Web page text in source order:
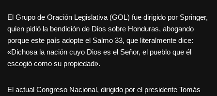
El Grupo de Oración Legislativa (GOL) fue dirigido por Springer,
quien pidió la bendición de Dios sobre Honduras, abogando
porque este país adopte el Salmo 33, que literalmente dice:
«Dichosa la nación cuyo Dios es el Señor, el pueblo que él
escogió como su propiedad».
El actual Congreso Nacional, dirigido por el presidente Tomás